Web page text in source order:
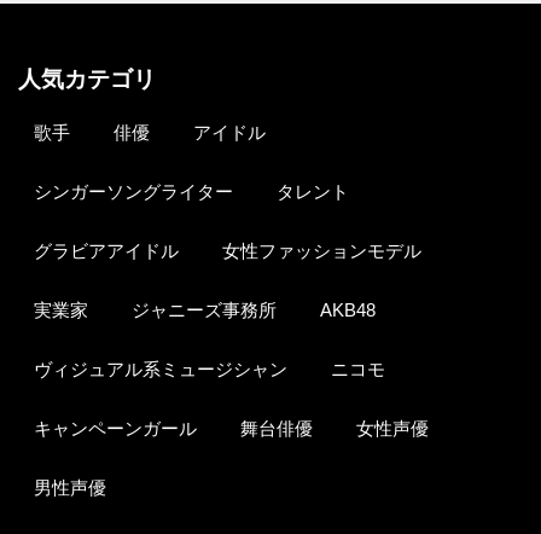
人気カテゴリ
歌手 俳優 アイドル
シンガーソングライター タレント
グラビアアイドル 女性ファッションモデル
実業家 ジャニーズ事務所 AKB48
ヴィジュアル系ミュージシャン ニコモ
キャンペーンガール 舞台俳優 女性声優
男性声優